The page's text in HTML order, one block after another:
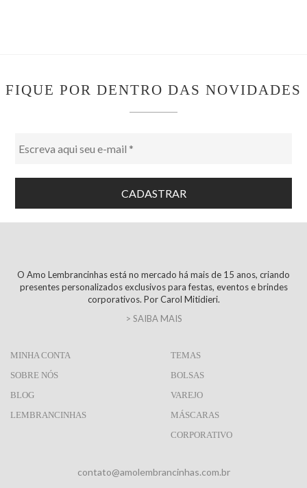
FIQUE POR DENTRO DAS NOVIDADES
O Amo Lembrancinhas está no mercado há mais de 15 anos, criando
presentes personalizados exclusivos para festas, eventos e brindes
corporativos. Por Carol Mitidieri.
> SAIBA MAIS
MINHA CONTA
SOBRE NÓS
BLOG
LEMBRANCINHAS
TEMAS
BOLSAS
VAREJO
MÁSCARAS
CORPORATIVO
contato@amolembrancinhas.com.br